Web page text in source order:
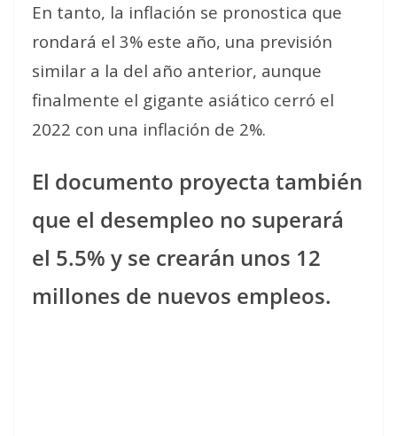
En tanto, la inflación se pronostica que
rondará el 3% este año, una previsión
similar a la del año anterior, aunque
finalmente el gigante asiático cerró el
2022 con una inflación de 2%.
El documento proyecta también
que el desempleo no superará
el 5.5% y se crearán unos 12
millones de nuevos empleos.